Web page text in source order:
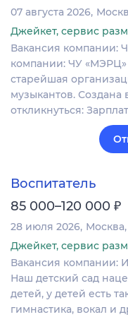
07 августа 2026
Джейкет, сервис
Вакансия
компании: ЧУ
старейшая
музыкантов. Создана
откликнуться:
Воспитатель
85 000–120 000 ₽
28 июля 2026 Москва
Джейкет, сервис
Вакансия компании:
Наш детский сад
детей, у детей есть
гимнастика, вокал и